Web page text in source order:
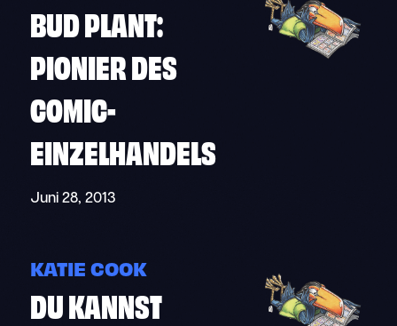
BUD PLANT:
PIONIER DES
COMIC-
EINZELHANDELS
Juni 28, 2013
KATIE COOK
DU KANNST